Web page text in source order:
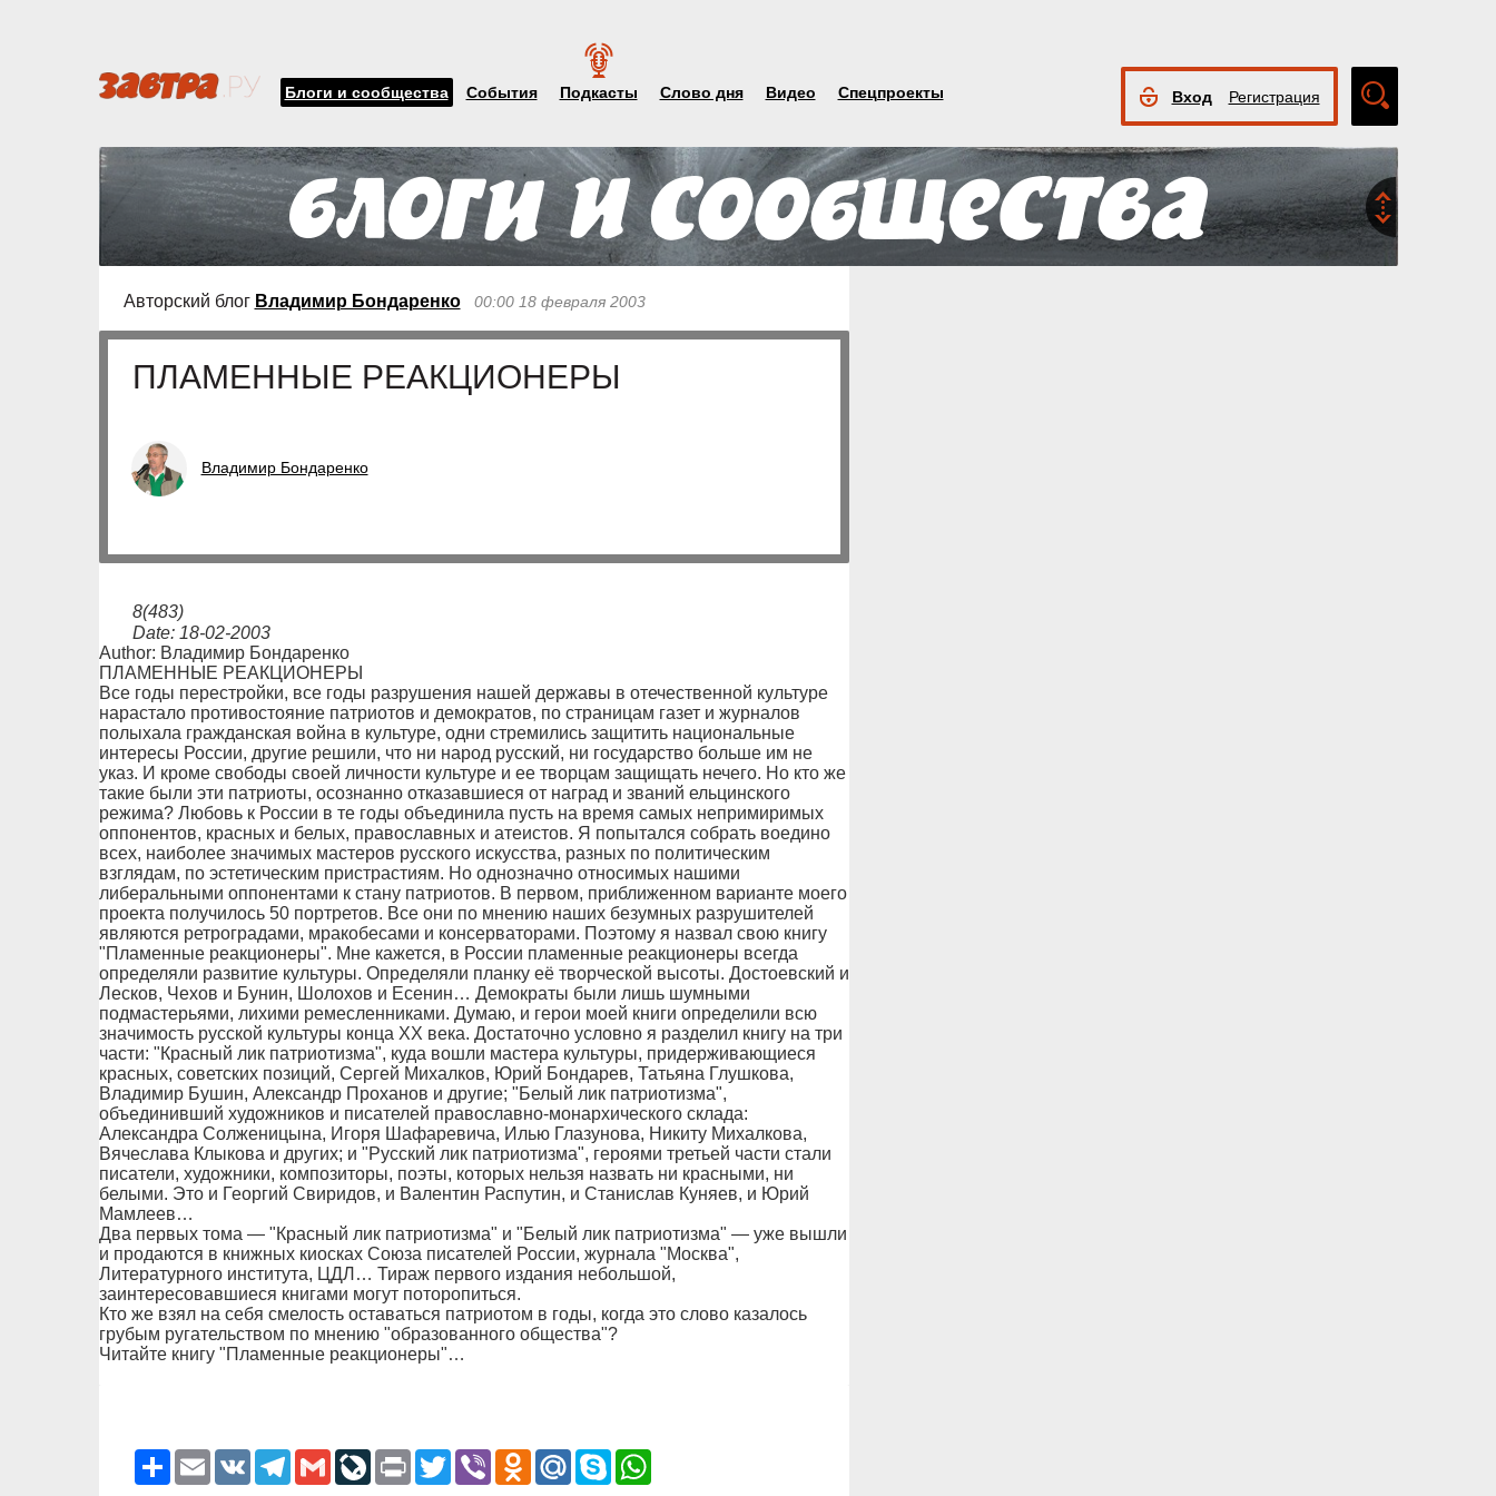
Блоги и сообщества События Подкасты Слово дня Видео Спецпроекты Вход Регистрация
поиск
Авторский блог Владимир Бондаренко 00:00 18 февраля 2003
ПЛАМЕННЫЕ РЕАКЦИОНЕРЫ
Владимир Бондаренко
8(483)
Date: 18-02-2003
Author: Владимир Бондаренко
ПЛАМЕННЫЕ РЕАКЦИОНЕРЫ
Все годы перестройки, все годы разрушения нашей державы в отечественной культуре
нарастало противостояние патриотов и демократов, по страницам газет и журналов
полыхала гражданская война в культуре, одни стремились защитить национальные
интересы России, другие решили, что ни народ русский, ни государство больше им не
указ. И кроме свободы своей личности культуре и ее творцам защищать нечего. Но кто же
такие были эти патриоты, осознанно отказавшиеся от наград и званий ельцинского
режима? Любовь к России в те годы объединила пусть на время самых непримиримых
оппонентов, красных и белых, православных и атеистов. Я попытался собрать воедино
всех, наиболее значимых мастеров русского искусства, разных по политическим
взглядам, по эстетическим пристрастиям. Но однозначно относимых нашими
либеральными оппонентами к стану патриотов. В первом, приближенном варианте моего
проекта получилось 50 портретов. Все они по мнению наших безумных разрушителей
являются ретроградами, мракобесами и консерваторами. Поэтому я назвал свою книгу
"Пламенные реакционеры". Мне кажется, в России пламенные реакционеры всегда
определяли развитие культуры. Определяли планку её творческой высоты. Достоевский и
Лесков, Чехов и Бунин, Шолохов и Есенин… Демократы были лишь шумными
подмастерьями, лихими ремесленниками. Думаю, и герои моей книги определили всю
значимость русской культуры конца ХХ века. Достаточно условно я разделил книгу на три
части: "Красный лик патриотизма", куда вошли мастера культуры, придерживающиеся
красных, советских позиций, Сергей Михалков, Юрий Бондарев, Татьяна Глушкова,
Владимир Бушин, Александр Проханов и другие; "Белый лик патриотизма",
объединивший художников и писателей православно-монархического склада:
Александра Солженицына, Игоря Шафаревича, Илью Глазунова, Никиту Михалкова,
Вячеслава Клыкова и других; и "Русский лик патриотизма", героями третьей части стали
писатели, художники, композиторы, поэты, которых нельзя назвать ни красными, ни
белыми. Это и Георгий Свиридов, и Валентин Распутин, и Станислав Куняев, и Юрий
Мамлеев…
Два первых тома — "Красный лик патриотизма" и "Белый лик патриотизма" — уже вышли
и продаются в книжных киосках Союза писателей России, журнала "Москва",
Литературного института, ЦДЛ… Тираж первого издания небольшой,
заинтересовавшиеся книгами могут поторопиться.
Кто же взял на себя смелость оставаться патриотом в годы, когда это слово казалось
грубым ругательством по мнению "образованного общества"?
Читайте книгу "Пламенные реакционеры"…
РесурсEmail VK Telegram
GmailLiveJournal
Print TwitterViber Odnoklassniki
Mail.RuSkypeWhatsApp